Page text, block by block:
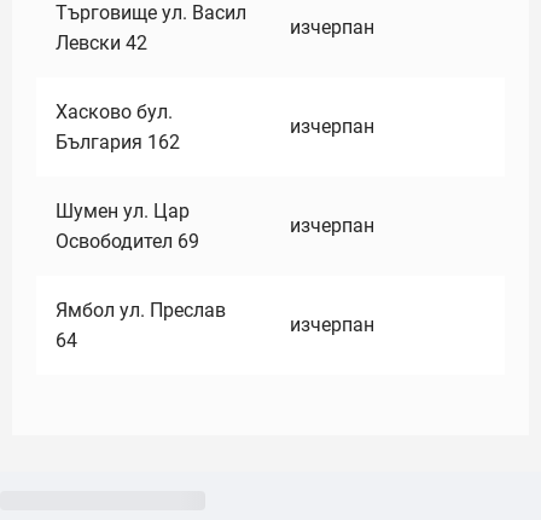
Търговище ул. Васил
Левски 42
изчерпан
Хасково бул.
България 162
изчерпан
Шумен ул. Цар
Освободител 69
изчерпан
Ямбол ул. Преслав
64
изчерпан